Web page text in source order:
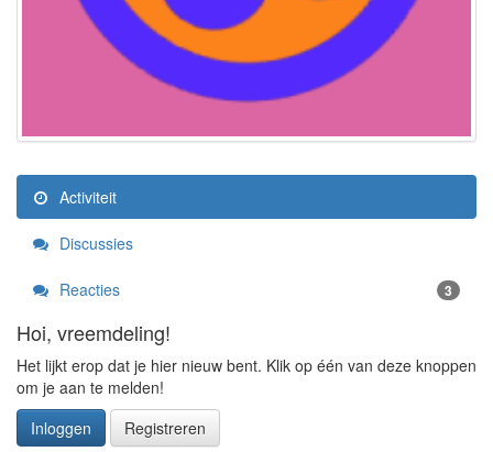
Activiteit
Discussies
Reacties 3
Hoi, vreemdeling!
Het lijkt erop dat je hier nieuw bent. Klik op één van deze knoppen
om je aan te melden!
Inloggen
Registreren